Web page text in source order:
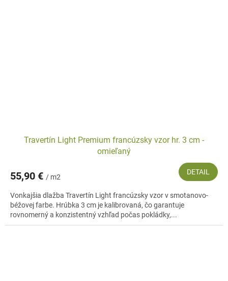
Travertín Light Premium francúzsky vzor hr. 3 cm -
omieľaný
55,90 € / m2
DETAIL
Vonkajšia dlažba Travertín Light francúzsky vzor v smotanovo-
béžovej farbe. Hrúbka 3 cm je kalibrovaná, čo garantuje
rovnomerný a konzistentný vzhľad počas pokládky,...